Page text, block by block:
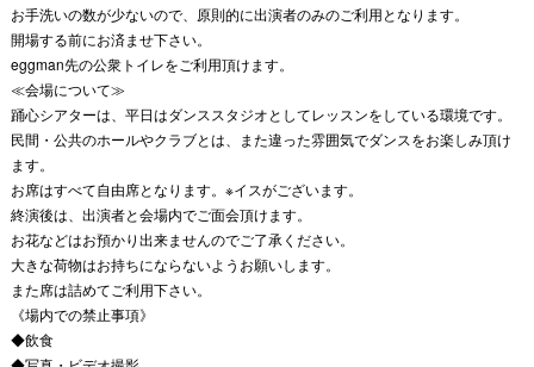
お手洗いの数が少ないので、 原則的に出演者のみのご利用となります。
開場する前にお済ませ下さい。
eggman先の公衆トイレをご利用頂けます。
≪会場について≫
踊心シアターは、 平日はダンススタジオとしてレッスンをしている環境です。
民間・公共のホールやクラブとは、
また違った雰囲気でダンスをお楽しみ頂け
ます。
お席はすべて自由席となります。※イスがございます。
終演後は、出演者と会場内でご面会頂けます。
お花などはお預かり出来ませんのでご了承ください。
大きな荷物はお持ちにならないようお願いします。
また席は詰めてご利用下さい。
《場内での禁止事項》
◆飲食